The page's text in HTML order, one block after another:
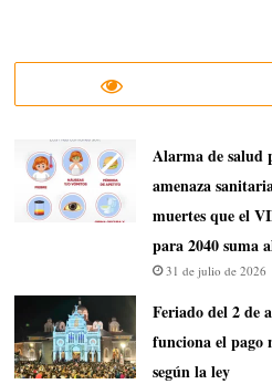
​Alarma de salud
amenaza
muertes que el
para 2040 suma
31 de julio de 2026
Feriado del 2 de
funciona el pago
según la ley